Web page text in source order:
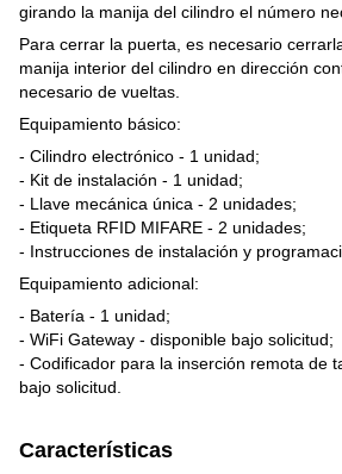
girando la manija del cilindro el número
Para cerrar la puerta, es necesario
manija interior del cilindro en dirección
necesario de vueltas.
Equipamiento básico:
- Cilindro electrónico - 1 unidad;
- Kit de instalación - 1 unidad;
- Llave mecánica única - 2 unidades;
- Etiqueta RFID MIFARE - 2 unidades;
- Instrucciones de instalación y
Equipamiento adicional:
- Batería - 1 unidad;
- WiFi Gateway - disponible bajo solicitud;
- Codificador para la inserción remota de
bajo solicitud.
Características